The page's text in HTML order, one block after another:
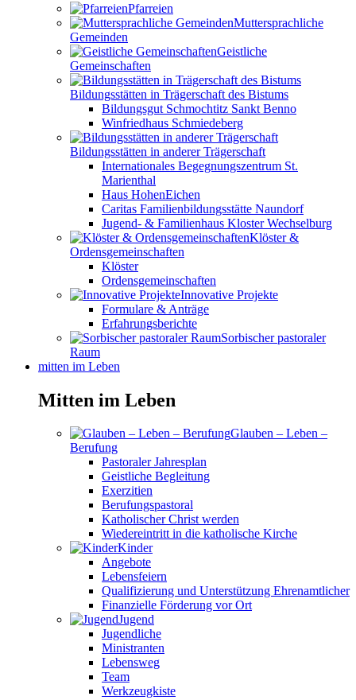
Pfarreien
Muttersprachliche
Gemeinden
Geistliche
Gemeinschaften
Bildungsstätten in Trägerschaft des Bistums
Bildungsgut Schmochtitz Sankt Benno
Winfriedhaus Schmiedeberg
Bildungsstätten in anderer Trägerschaft
Internationales Begegnungszentrum St.
Marienthal
Haus HohenEichen
Caritas Familienbildungsstätte Naundorf
Jugend- & Familienhaus Kloster Wechselburg
Klöster &
Ordensgemeinschaften
Klöster
Ordensgemeinschaften
Innovative Projekte
Formulare & Anträge
Erfahrungsberichte
Sorbischer pastoraler
Raum
mitten im Leben
Mitten im Leben
Glauben – Leben –
Berufung
Pastoraler Jahresplan
Geistliche Begleitung
Exerzitien
Berufungspastoral
Katholischer Christ werden
Wiedereintritt in die katholische Kirche
Kinder
Angebote
Lebensfeiern
Qualifizierung und Unterstützung Ehrenamtlicher
Finanzielle Förderung vor Ort
Jugend
Jugendliche
Ministranten
Lebensweg
Team
Werkzeugkiste